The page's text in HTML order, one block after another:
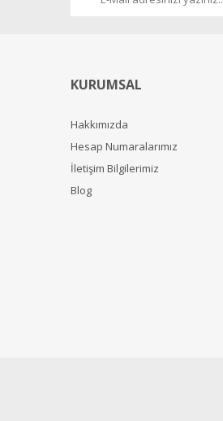
KURUMSAL
Hakkımızda
Hesap Numaralarımız
İletişim Bilgilerimiz
Blog